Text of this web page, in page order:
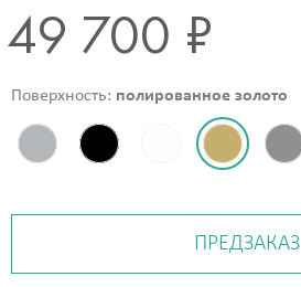
49 700 ₽
Поверхность: полированное золото
ПРЕДЗАКАЗ